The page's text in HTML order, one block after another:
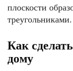
плоскости
треугольниками.
Как
дому